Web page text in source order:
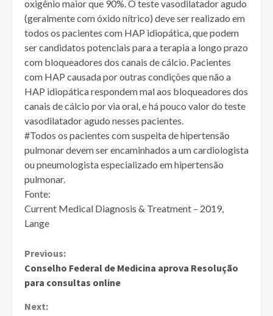
oxigênio maior que 90%. O teste vasodilatador agudo
(geralmente com óxido nítrico) deve ser realizado em
todos os pacientes com HAP idiopática, que podem
ser candidatos potenciais para a terapia a longo prazo
com bloqueadores dos canais de cálcio. Pacientes
com HAP causada por outras condições que não a
HAP idiopática respondem mal aos bloqueadores dos
canais de cálcio por via oral, e há pouco valor do teste
vasodilatador agudo nesses pacientes.
#Todos os pacientes com suspeita de hipertensão
pulmonar devem ser encaminhados a um cardiologista
ou pneumologista especializado em hipertensão
pulmonar.
Fonte:
Current Medical Diagnosis & Treatment – 2019,
Lange
Continue
Reading
Previous:
Conselho Federal de Medicina aprova Resolução
para consultas online
Next: